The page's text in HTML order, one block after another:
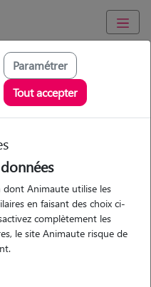
et-Loire/Semblançay
Petsitter à ST
DU
Paramétrer
Tout accepter
Animaute utilise les
en faisant des choix ci-
complètement les
le site Animaute risque de